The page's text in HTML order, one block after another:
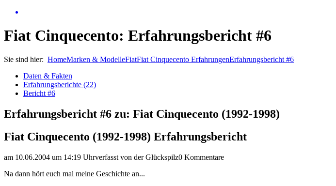
Fiat Cinquecento: Erfahrungsbericht #6
Sie sind hier: HomeMarken & ModelleFiatFiat Cinquecento ErfahrungenErfahrungsbericht #6
Daten & Fakten
Erfahrungsberichte (22)
Bericht #6
Erfahrungsbericht #6 zu: Fiat Cinquecento (1992-1998)
Fiat Cinquecento (1992-1998) Erfahrungsbericht
am 10.06.2004 um 14:19 Uhrverfasst von der Glückspilz0 Kommentare
Na dann hört euch mal meine Geschichte an...